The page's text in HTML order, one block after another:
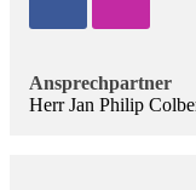
Ansprechpartner
Herr Jan Philip